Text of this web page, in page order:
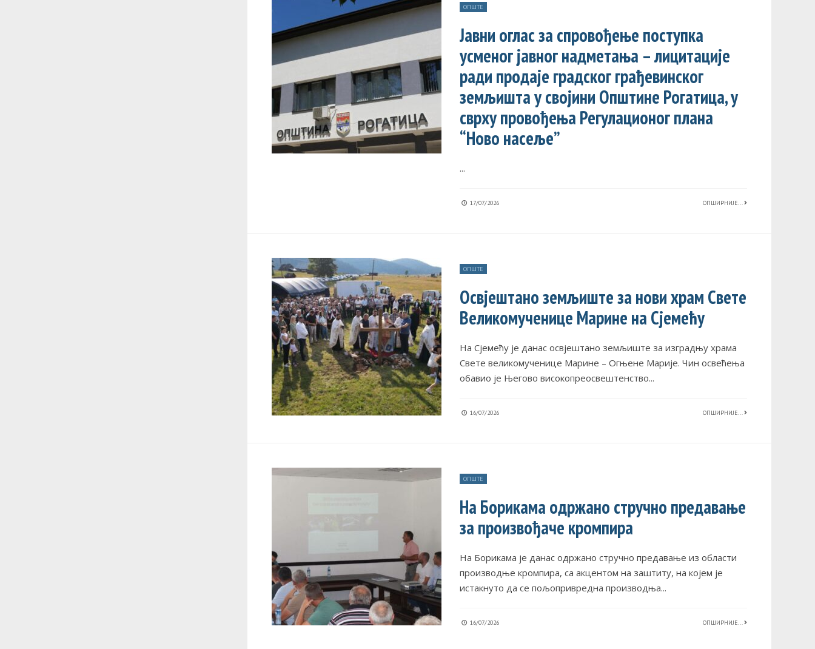
ОПШТЕ
Јавни оглас за спровођење поступка
усменог јавног надметања – лицитације
ради продаје градског грађевинског
земљишта у својини Општине Рогатица, у
сврху провођења Регулационог плана
“Ново насеље”
...
17/07/2026 ОПШИРНИЈЕ...
ОПШТЕ
Освјештано земљиште за нови храм Свете
Великомученице Марине на Сјемећу
На Сјемећу је данас освјештано земљиште за изградњу храма
Свете великомученице Марине – Огњене Марије. Чин освећења
обавио је Његово високопреосвештенство...
16/07/2026 ОПШИРНИЈЕ...
ОПШТЕ
На Борикама одржано стручно предавање
за произвођаче кромпира
На Борикама је данас одржано стручно предавање из области
производње кромпира, са акцентом на заштиту, на којем је
истакнуто да се пољопривредна производња...
16/07/2026 ОПШИРНИЈЕ...